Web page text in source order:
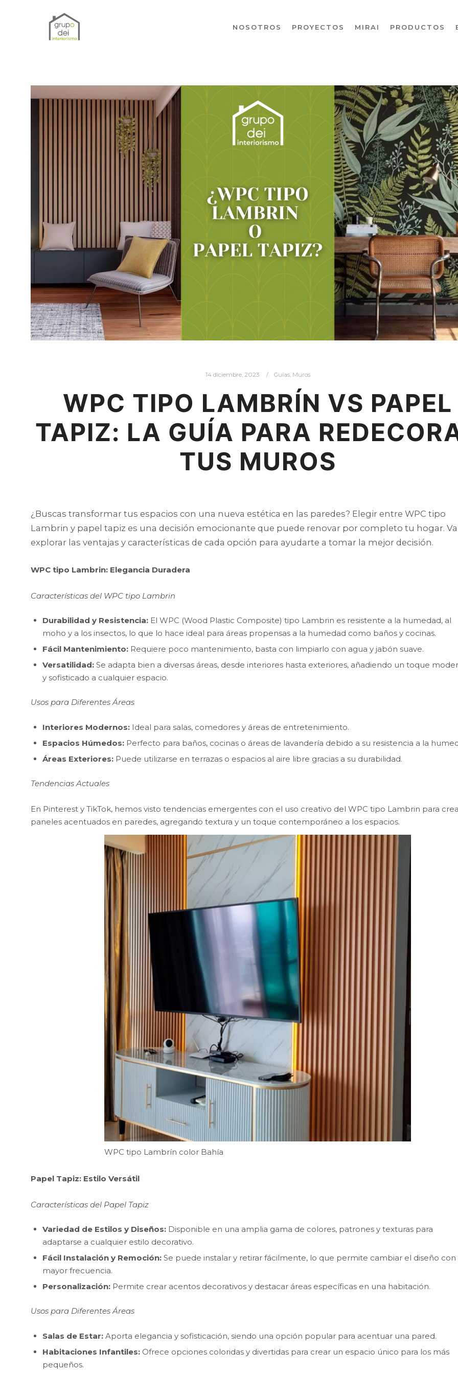
NOSOTROS PROYECTOS MIRAI PRODUCTOS
14 diciembre, 2023 Guías, Muros
WPC TIPO LAMBRÍN VS PAPEL
TAPIZ: LA GUÍA PARA
TUS MUROS
¿Buscas transformar tus espacios con una nueva estética en las paredes? Elegir entre WPC tipo
Lambrin y papel tapiz es una decisión emocionante que puede renovar por completo tu hogar.
explorar las ventajas y características de cada opción para ayudarte a tomar la mejor decisión.
WPC tipo Lambrin: Elegancia Duradera
Características del WPC tipo Lambrin
Durabilidad y Resistencia:El WPC (Wood Plastic Composite) tipo Lambrin es resistente a la humedad, al
moho y a los insectos, lo que lo hace ideal para áreas propensas a la humedad como baños y cocinas.
Fácil Mantenimiento:Requiere poco mantenimiento, basta con limpiarlo con agua y jabón suave.
Versatilidad:Se adapta bien a diversas áreas, desde interiores hasta exteriores, añadiendo un toque
y sofisticado a cualquier espacio.
Usos para Diferentes Áreas
Interiores Modernos:Ideal para salas, comedores y áreas de entretenimiento.
Espacios Húmedos:Perfecto para baños, cocinas o áreas de lavandería debido a su resistencia a la
Áreas Exteriores:Puede utilizarse en terrazas o espacios al aire libre gracias a su durabilidad.
Tendencias Actuales
En Pinterest y TikTok, hemos visto tendencias emergentes con el uso creativo del WPC tipo Lambrin para
paneles acentuados en paredes, agregando textura y un toque contemporáneo a los espacios.
WPC tipo Lambrín color Bahía
Papel Tapiz: Estilo Versátil
Características del Papel Tapiz
Variedad de Estilos y Diseños:Disponible en una amplia gama de colores, patrones y texturas para
adaptarse a cualquier estilo decorativo.
Fácil Instalación y Remoción:Se puede instalar y retirar fácilmente, lo que permite cambiar el diseño con
mayor frecuencia.
Personalización:Permite crear acentos decorativos y destacar áreas específicas en una habitación.
Usos para Diferentes Áreas
Salas de Estar:Aporta elegancia y sofisticación, siendo una opción popular para acentuar una pared.
Habitaciones Infantiles:Ofrece opciones coloridas y divertidas para crear un espacio único para los más
pequeños.